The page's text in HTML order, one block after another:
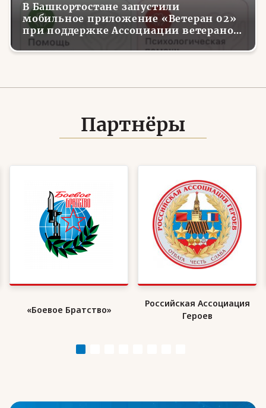
В Башкортостане запустили
мобильное приложение «Ветеран 02»
при поддержке Ассоциации ветеранов
СВО
Партнёры
«Боевое Братство»
Российская Ассоциация
Героев